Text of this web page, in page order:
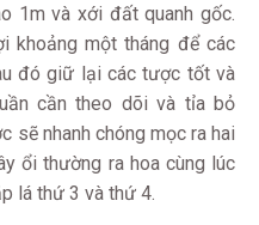
1m và xới đất quanh gốc.
khoảng một tháng để các
đó giữ lại các tược tốt và
cần theo dõi và tỉa bỏ
sẽ nhanh chóng mọc ra hai
ổi thường ra hoa cùng lúc
lá thứ 3 và thứ 4.